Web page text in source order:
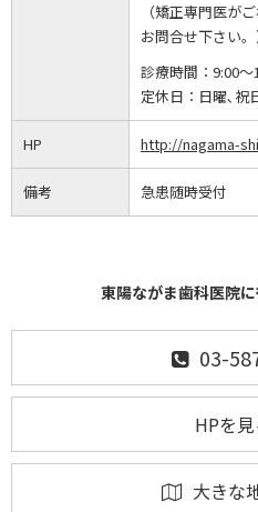
（矯正専門医が
お問合せ下さい。
診療時間： 9:00～
定休日： 日曜､祝
HP http://nagama-
備考 急患随時受付
東陽ながま歯科医院
03-
HPを見
大きな